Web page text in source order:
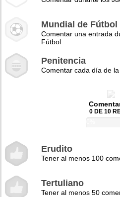
Mundial de Fútbol
Comentar una entrada
Fútbol
Penitencia
Comentar cada día de
0 DE 10
Erudito
Tener al menos 100
Tertuliano
Tener al menos 50